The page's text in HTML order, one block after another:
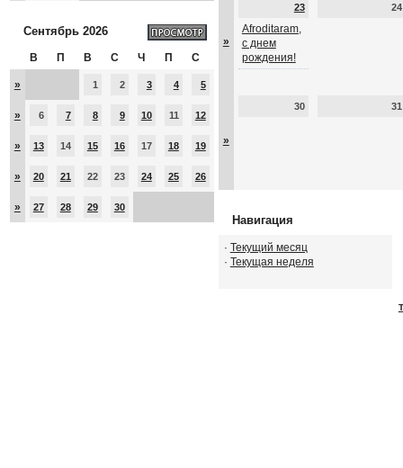
Сентябрь 2026
В П В С Ч П С
» 1 2 3 4 5
» 6 7 8 9 10 11 12
» 13 14 15 16 17 18 19
» 20 21 22 23 24 25 26
» 27 28 29 30
»
23
Afroditaram,
с днем
рождения!
24
»
30 31
Навигация
· Текущий месяц
· Текущая неделя